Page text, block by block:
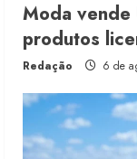
Moda vende
produtos
Redação 6 de